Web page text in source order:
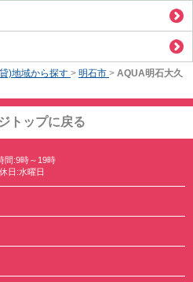
)地域から探す > 明石市 > AQUA明石大久
トップに戻る
間:9時～19時
日:水曜日